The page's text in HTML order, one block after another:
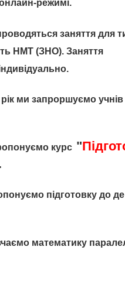
режимі.
заняття для
НМТ (ЗНО). Заняття
ми запроршуємо учнів
курс "
підготовку до
математику